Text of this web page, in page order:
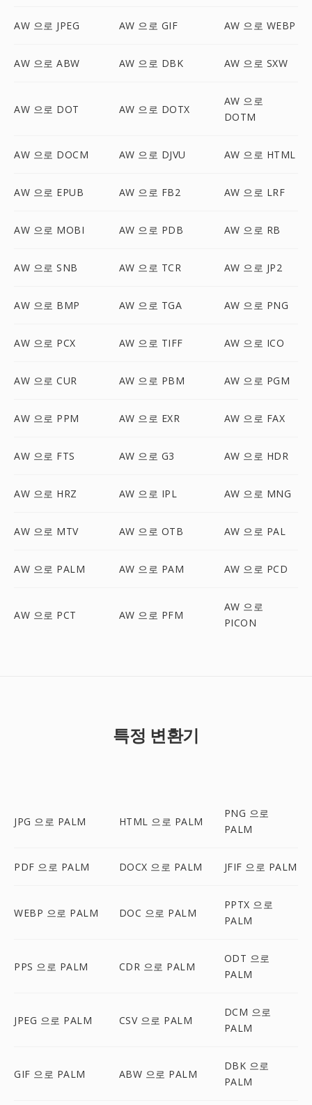
AW 으로 JPEG AW 으로 GIF AW 으로 WEBP
AW 으로 ABW AW 으로 DBK AW 으로 SXW
AW 으로 DOT AW 으로 DOTX
AW 으로
DOTM
AW 으로 DOCM AW 으로 DJVU AW 으로 HTML
AW 으로 EPUB AW 으로 FB2 AW 으로 LRF
AW 으로 MOBI AW 으로 PDB AW 으로 RB
AW 으로 SNB AW 으로 TCR AW 으로 JP2
AW 으로 BMP AW 으로 TGA AW 으로 PNG
AW 으로 PCX AW 으로 TIFF AW 으로 ICO
AW 으로 CUR AW 으로 PBM AW 으로 PGM
AW 으로 PPM AW 으로 EXR AW 으로 FAX
AW 으로 FTS AW 으로 G3 AW 으로 HDR
AW 으로 HRZ AW 으로 IPL AW 으로 MNG
AW 으로 MTV AW 으로 OTB AW 으로 PAL
AW 으로 PALM AW 으로 PAM AW 으로 PCD
AW 으로 PCT AW 으로 PFM
AW 으로
PICON
특정 변환기
JPG 으로 PALM HTML 으로 PALM
PNG 으로
PALM
PDF 으로 PALM DOCX 으로 PALM JFIF 으로 PALM
WEBP 으로 PALM DOC 으로 PALM
PPTX 으로
PALM
PPS 으로 PALM CDR 으로 PALM
ODT 으로
PALM
JPEG 으로 PALM CSV 으로 PALM
DCM 으로
PALM
GIF 으로 PALM ABW 으로 PALM
DBK 으로
PALM